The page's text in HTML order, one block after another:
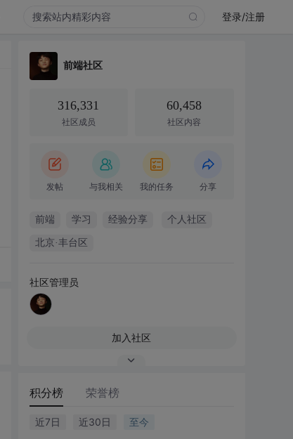
登录/注册
前端社区
316,331
社区成员
60,458
社区内容
发帖 与我相关 我的任务 分享
前端 学习 经验分享 个人社区
北京·丰台区
社区管理员
加入社区
积分榜 荣誉榜
近7日 近30日 至今